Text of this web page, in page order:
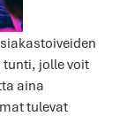
tunti, jolle voit
aina
tulevat